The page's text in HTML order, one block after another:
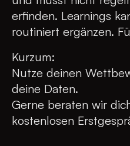
erfinden. Learnings
routiniert ergänzen.
Kurzum:
Nutze deinen
deine Daten.
Gerne beraten wir
kostenlosen